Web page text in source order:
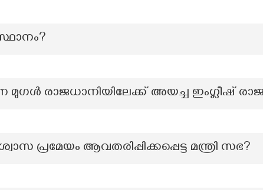
മുഗൾ രാജധാനിയിലേക്ക് അയച്ച ഇംഗ്ലീഷ്
പ്രമേയം ആവതരിപ്പിക്കപ്പെട്ട മന്ത്രി സഭ?